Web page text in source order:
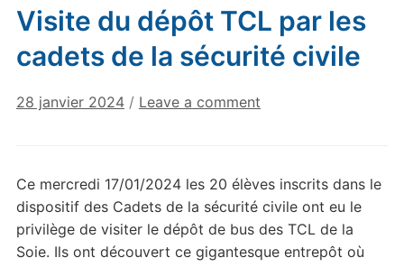
Visite du dépôt TCL par les
cadets de la sécurité civile
28 janvier 2024 / Leave a comment
Ce mercredi 17/01/2024 les 20 élèves inscrits dans le
dispositif des Cadets de la sécurité civile ont eu le
privilège de visiter le dépôt de bus des TCL de la
Soie. Ils ont découvert ce gigantesque entrepôt où